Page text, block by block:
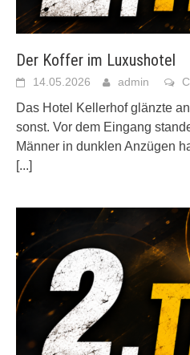
Der Koffer im Luxushotel
14.05.2026 admin
Das Hotel Kellerhof glänzte
sonst. Vor dem Eingang
Männer in dunklen Anzügen
[...]